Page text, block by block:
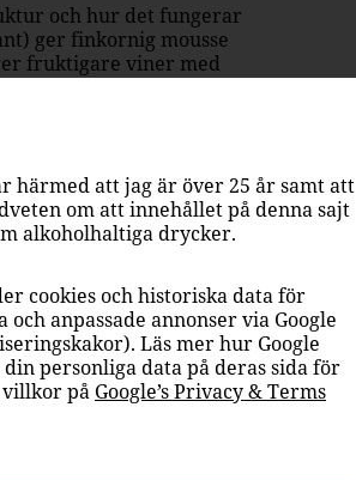
och hur det fungerar
ger finkornig mousse
fruktigare viner med
jäses i tank
bianca med citron
grigio.
som ger ett vin med
härmed att jag är över 25 år samt att
om att innehållet på denna sajt
alkoholhaltiga drycker.
cookies och historiska data för
och anpassade annonser via Google
Läs mer hur Google
personliga data på deras sida för
på Google’s Privacy & Terms